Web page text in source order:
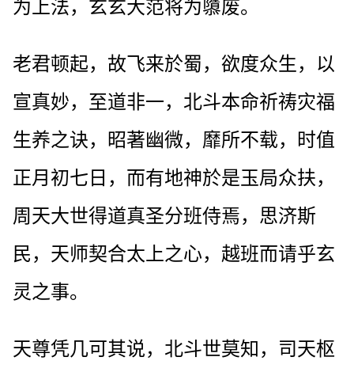
为上法，玄玄大范将为隳废。
老君顿起，故飞来於蜀，欲度众生，以
宣真妙，至道非一，北斗本命祈祷灾福
生养之诀，昭著幽微，靡所不载，时值
正月初七日，而有地神於是玉局众扶，
周天大世得道真圣分班侍焉，思济斯
民，天师契合太上之心，越班而请乎玄
灵之事。
天尊凭几可其说，北斗世莫知，司天枢